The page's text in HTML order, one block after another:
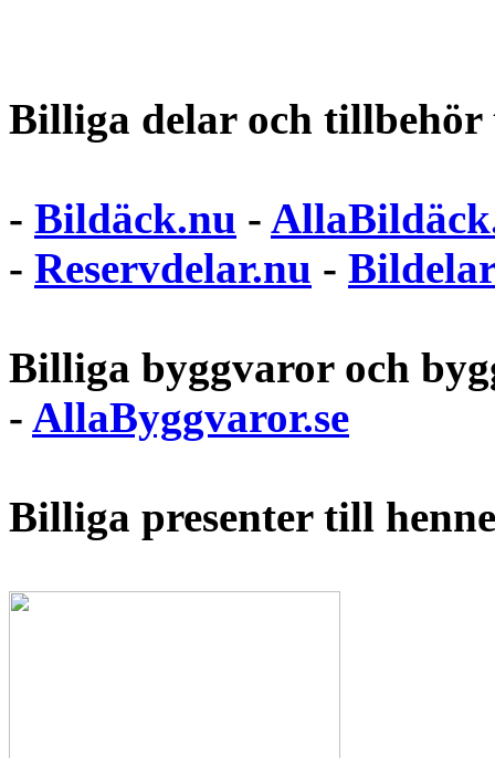
Billiga delar och
- Bildäck.nu -
- Reservdelar.nu - Bildelar
Billiga byggvaror och
- AllaByggvaror.se
Billiga presenter till